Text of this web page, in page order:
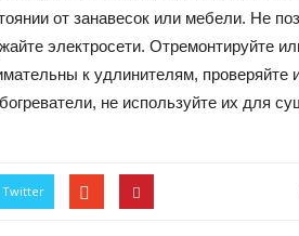
от занавесок или мебели. Не
электросети. Отремонтируйте
к удлинителям, проверяйте
не используйте их для
Twitter